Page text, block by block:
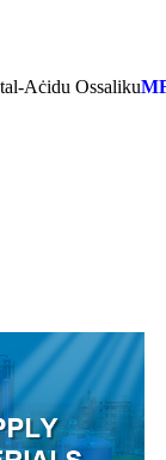
Aċidu Ossaliku